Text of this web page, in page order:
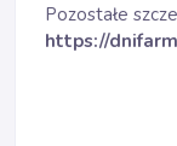
Pozostałe
https://